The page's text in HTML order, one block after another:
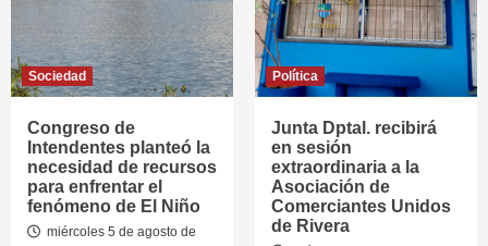
Sociedad
Congreso de
Intendentes planteó la
necesidad de recursos
para enfrentar el
fenómeno de El Niño
miércoles 5 de agosto de
Política
Junta Dptal. recibirá
en sesión
extraordinaria a la
Asociación de
Comerciantes Unidos
de Rivera